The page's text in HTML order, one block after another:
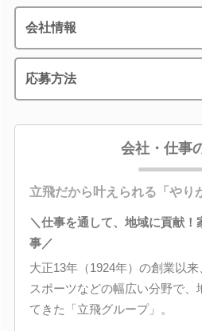
会社情報
応募方法
会社・仕事
立飛だから叶えられる「やり
＼仕事を通して、地域に貢献
事／
大正13年（1924年）の創業以来
スポーツなどの幅広い分野で、
てきた「立飛グループ」。